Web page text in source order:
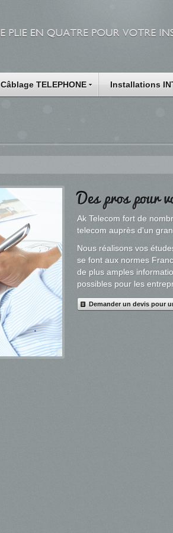
Câblage TELEPHONE Installations
Ak Telecom fort de
telecom auprès d'un
Nous réalisons vos
se font aux normes
de plus amples
possibles pour les
Demander un devis pour